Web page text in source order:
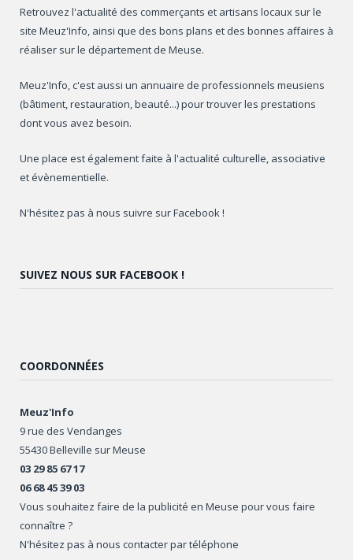
Retrouvez l'actualité des commerçants et artisans locaux sur le
site Meuz'Info, ainsi que des bons plans et des bonnes affaires à
réaliser sur le département de Meuse.
Meuz'Info, c'est aussi un annuaire de professionnels meusiens
(bâtiment, restauration, beauté...) pour trouver les prestations
dont vous avez besoin.
Une place est également faite à l'actualité culturelle, associative
et évènementielle.
N'hésitez pas à nous suivre sur Facebook !
SUIVEZ NOUS SUR FACEBOOK !
COORDONNÉES
Meuz'Info
9 rue des Vendanges
55430 Belleville sur Meuse
03 29 85 67 17
06 68 45 39 03
Vous souhaitez faire de la publicité en Meuse pour vous faire
connaître ?
N'hésitez pas à nous contacter par téléphone